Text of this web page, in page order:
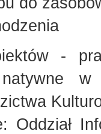
-
Oddział